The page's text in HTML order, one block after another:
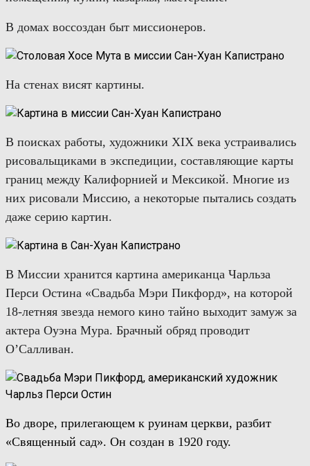
В домах воссоздан быт миссионеров.
На стенах висят картины.
В поисках работы, художники XIX века устраивались
рисовальщиками в экспедиции, составляющие карты
границ между Калифорнией и Мексикой. Многие из
них рисовали Миссию, а некоторые пытались создать
даже серию картин.
В Миссии хранится картина американца Чарльза
Перси Остина «Свадьба Мэри Пикфорд», на которой
18-летняя звезда немого кино тайно выходит замуж за
актера Оуэна Мура. Брачный обряд проводит
О’Cалливан.
Во дворе, прилегающем к руинам церкви, разбит
«Священный сад». Он создан в 1920 году.